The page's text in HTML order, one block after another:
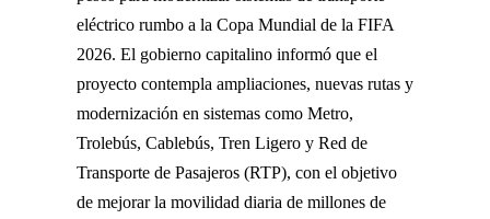
eléctrico rumbo a la Copa Mundial de la FIFA
2026. El gobierno capitalino informó que el
proyecto contempla ampliaciones, nuevas rutas y
modernización en sistemas como Metro,
Trolebús, Cablebús, Tren Ligero y Red de
Transporte de Pasajeros (RTP), con el objetivo
de mejorar la movilidad diaria de millones de